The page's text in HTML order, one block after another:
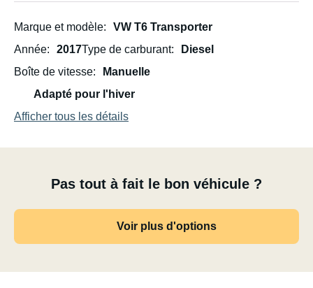
Le couchage se fait sur un lit de 130 x 200 cm avec
en siège. L'éclairage intérieur et les différentes prises 12
V, dont une pour recharger votre téléphone portable, sont
alimentés par une batterie externe et rechargés à
Marque et modèle
VW T6 Transporter
Année
2017Type de carburant
Diesel
Boîte de vitesse
Manuelle
Adapté pour l'hiver
Afficher tous les détails
Pas tout à fait le bon véhicule ?
Voir plus d'options